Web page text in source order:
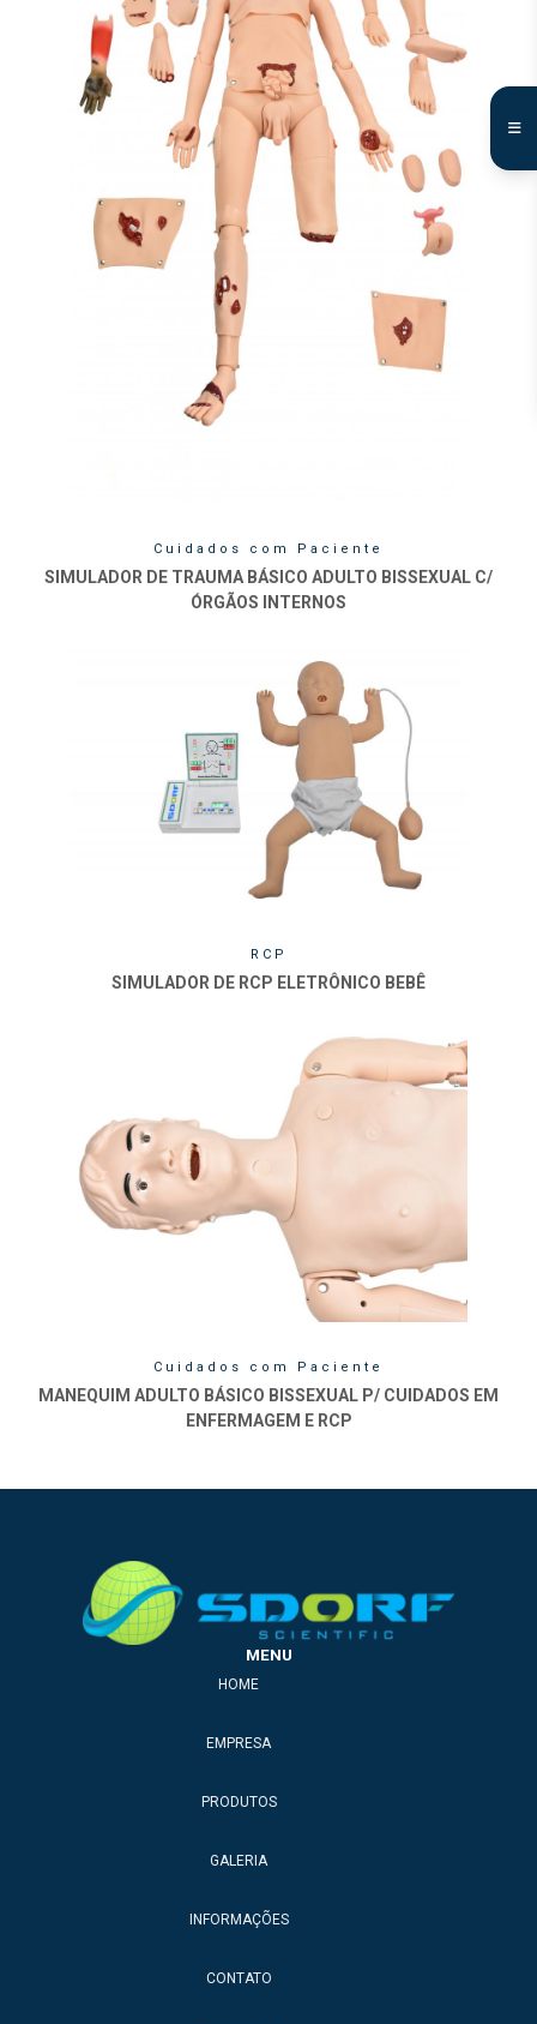
Cuidados com Paciente
SIMULADOR DE TRAUMA BÁSICO ADULTO BISSEXUAL C/
ÓRGÃOS INTERNOS
RCP
SIMULADOR DE RCP ELETRÔNICO BEBÊ
Cuidados com Paciente
MANEQUIM ADULTO BÁSICO BISSEXUAL P/ CUIDADOS EM
ENFERMAGEM E RCP
MENU
HOME
EMPRESA
PRODUTOS
GALERIA
INFORMAÇÕES
CONTATO